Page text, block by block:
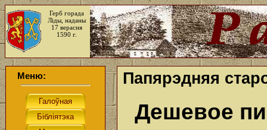
Герб горада
Ліды, наданы
17 верасня
1590 г.
Меню: Папярэдняя
Дешевое